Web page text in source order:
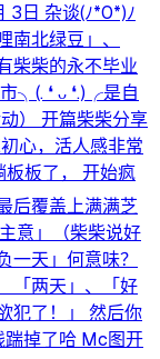
3日 杂谈(⁠ﾉ⁠*⁠0⁠*⁠)⁠ﾉ
南北绿豆」、
柴柴的永不毕业
╮⁠(⁠.⁠ ⁠❛⁠ ⁠ᴗ⁠ ⁠❛⁠.⁠)⁠╭是自
） 开篇柴柴分享
心，活人感非常
板了， 开始疯
后覆盖上满满芝
意」（柴柴说好
一天」何意味？
「两天」、「好
犯了！」 然后你
掉了哈 Mc图开